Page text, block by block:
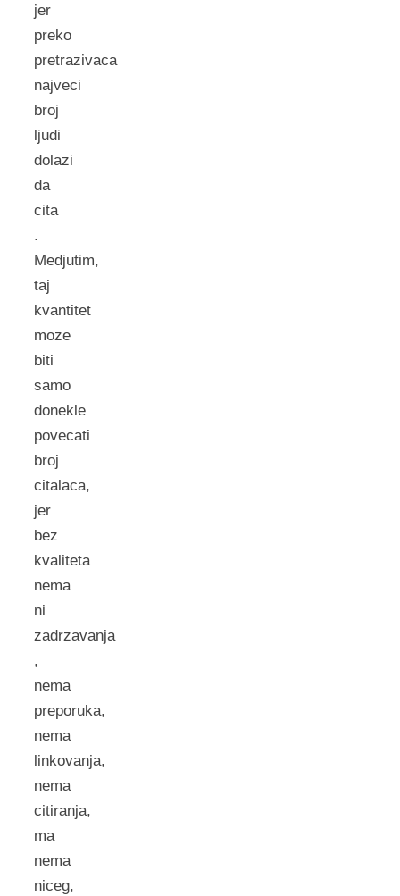
jer
preko
pretrazivaca
najveci
broj
ljudi
dolazi
da
cita
.
Medjutim,
taj
kvantitet
moze
biti
samo
donekle
povecati
broj
citalaca,
jer
bez
kvaliteta
nema
ni
zadrzavanja
,
nema
preporuka,
nema
linkovanja,
nema
citiranja,
ma
nema
niceg,